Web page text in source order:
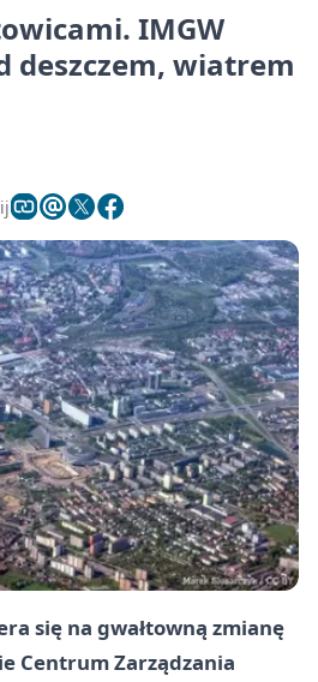
IMGW
deszczem, wiatrem
się na gwałtowną zmianę
Centrum Zarządzania